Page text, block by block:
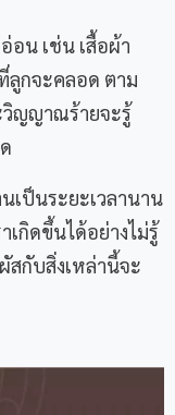
อน เช่น เสื้อผ้า
ลูกจะคลอด ตาม
วิญญาณร้ายจะรู้
เป็นระยะเวลานาน
กิดขึ้นได้อย่างไม่รู้
สกับสิ่งเหล่านี้จะ